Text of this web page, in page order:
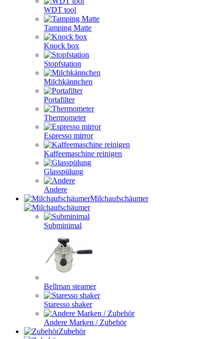
WDT tool
Tamping Matte
Knock box
Stopfstation
Milchkännchen
Portafilter
Thermometer
Espresso mirror
Kaffeemaschine reinigen
Glasspülung
Andere
Milchaufschäumer
Subminimal
Bellman steamer
Staresso shaker
Andere Marken / Zubehör
Zubehör